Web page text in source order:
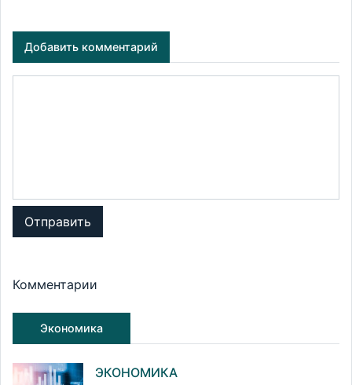
Добавить комментарий
Отправить
Комментарии
Экономика
ЭКОНОМИКА